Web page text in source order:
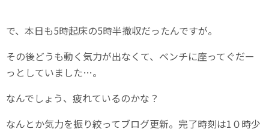
で、本日も5時起床の5時半撤収だったんですが。
その後どうも動く気力が出なくて、ベンチに座ってぐだー
っとしていました…。
なんでしょう、疲れているのかな？
なんとか気力を振り絞ってブログ更新。完了時刻は1０時少